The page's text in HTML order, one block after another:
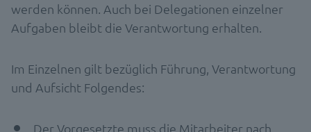
werden können. Auch bei Delegationen einzelner
Aufgaben bleibt die Verantwortung erhalten.
Im Einzelnen gilt bezüglich Führung, Verantwortung
und Aufsicht Folgendes:
Der Vorgesetzte muss die Mitarbeiter nach